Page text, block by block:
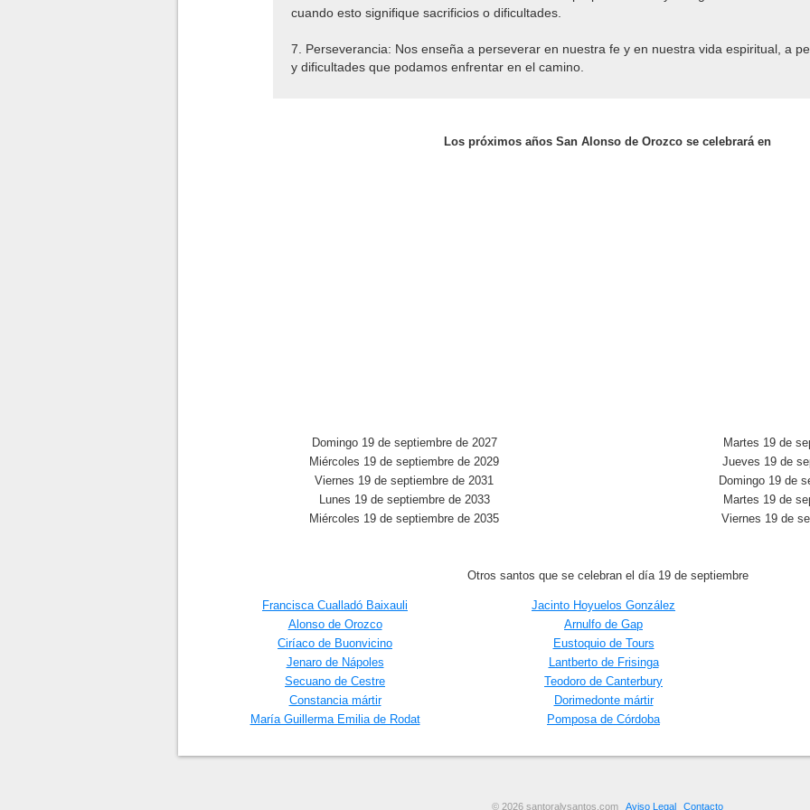
cuando esto signifique sacrificios o dificultades.
7. Perseverancia: Nos enseña a perseverar en nuestra fe y en nuestra vida espiritual, a
y dificultades que podamos enfrentar en el camino.
Los próximos años San Alonso de Orozco se celebrará en
Domingo 19 de septiembre de 2027
Martes 19 de
Miércoles 19 de septiembre de 2029
Jueves 19 de
Viernes 19 de septiembre de 2031
Domingo 19 de
Lunes 19 de septiembre de 2033
Martes 19 de
Miércoles 19 de septiembre de 2035
Viernes 19 de
Otros santos que se celebran el día 19 de septiembre
Francisca Cualladó Baixauli Jacinto Hoyuelos González
Alonso de Orozco
Arnulfo de Gap
Ciríaco de Buonvicino
Eustoquio de Tours
Jenaro de Nápoles
Lantberto de Frisinga
Secuano de Cestre
Teodoro de Canterbury
Constancia mártir
Dorimedonte mártir
María Guillerma Emilia de Rodat
Pomposa de Córdoba
© 2026 santoralysantos.com Aviso Legal Contacto